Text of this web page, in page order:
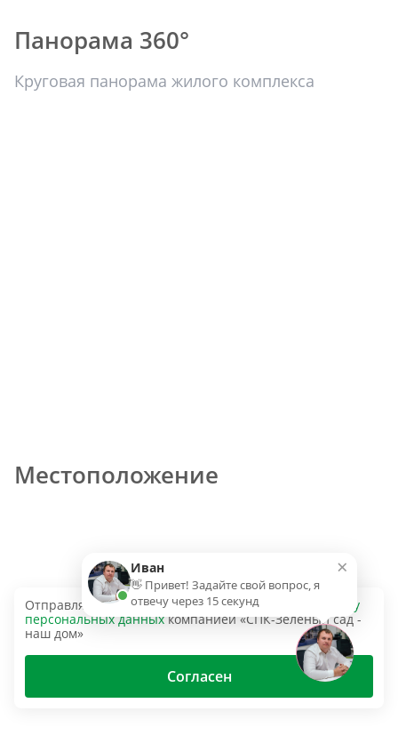
Панорама 360°
Круговая панорама жилого комплекса
Местоположение
Отправляя эту форму, вы даёте согласие на
обработку
персональных данныхкомпанией «СПК-Зеленый сад -
наш дом»
Согласен
×
Иван
👋 Привет! Задайте свой вопрос, я
отвечу через 15 секунд